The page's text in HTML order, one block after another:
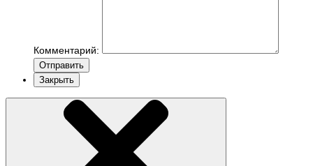
Комментарий:
Отправить
Закрыть